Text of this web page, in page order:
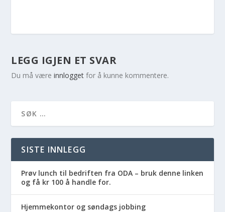
LEGG IGJEN ET SVAR
Du må væreinnlogget for å kunne kommentere.
SISTE INNLEGG
Prøv lunch til bedriften fra ODA – bruk denne linken
og få kr 100 å handle for.
Hjemmekontor og søndags jobbing